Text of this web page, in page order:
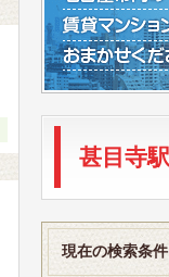
甚目寺
現在の検索条件